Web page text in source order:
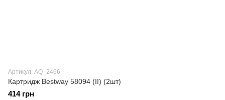
Артикул: AQ_2466
Картридж Bestway 58094 (II) (2шт)
414 грн